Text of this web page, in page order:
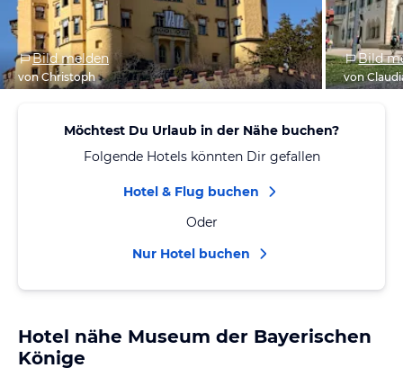
Bild melden
von Christoph
Bild
von
Möchtest Du Urlaub in der Nähe buchen?
Folgende Hotels könnten Dir gefallen
Hotel & Flug buchen
Oder
Nur Hotel buchen
Hotel nähe Museum der Bayerischen
Könige